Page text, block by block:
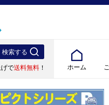
ホーム
で送料無料 ！